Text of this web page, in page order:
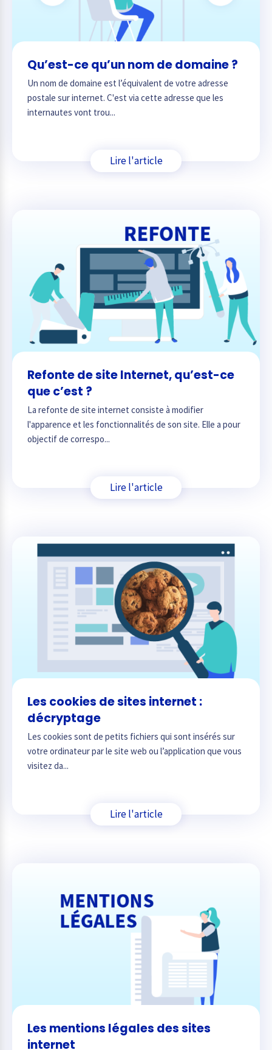
Qu’est-ce qu’un nom de domaine ?
Un nom de domaine est l’équivalent de votre adresse
postale sur internet. C'est via cette adresse que les
internautes vont trou...
Lire l'article
Refonte de site Internet, qu’est-ce
que c’est ?
La refonte de site internet consiste à modifier
l'apparence et les fonctionnalités de son site. Elle a pour
objectif de correspo...
Lire l'article
Les cookies de sites internet :
décryptage
Les cookies sont de petits fichiers qui sont insérés sur
votre ordinateur par le site web ou l’application que vous
visitez da...
Lire l'article
Les mentions légales des sites
internet